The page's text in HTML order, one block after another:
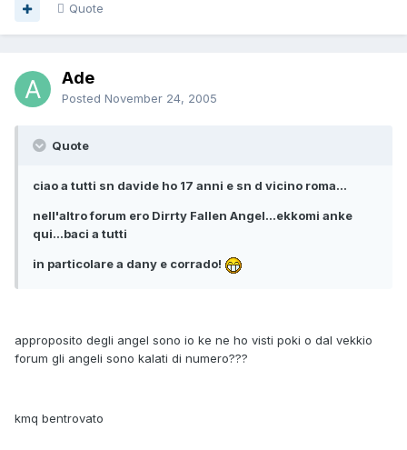
Quote
Ade
Posted November 24, 2005
Quote
ciao a tutti sn davide ho 17 anni e sn d vicino roma...
nell'altro forum ero Dirrty Fallen Angel...ekkomi anke
qui...baci a tutti
in particolare a dany e corrado!
approposito degli angel sono io ke ne ho visti poki o dal vekkio
forum gli angeli sono kalati di numero???
kmq bentrovato